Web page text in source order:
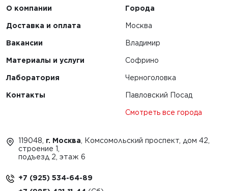
О компании
Доставка и оплата
Вакансии
Материалы и услуги
Лаборатория
Контакты
Города
Москва
Владимир
Софрино
Черноголовка
Павловский Посад
Смотреть все города
119048, г. Москва , Комсомольский проспект, дом 42,
строение 1,
подъезд 2, этаж 6
+7 (925) 534-64-89